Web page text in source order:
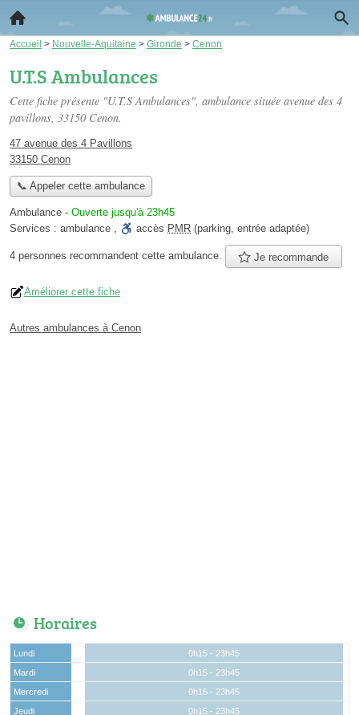
Accueil > Nouvelle-Aquitaine > Gironde > Cenon
U.T.S Ambulances
Cette fiche présente "U.T.S Ambulances", ambulance située avenue des 4
pavillons, 33150 Cenon.
47 avenue des 4 Pavillons
33150 Cenon
📞 Appeler cette ambulance
Ambulance - Ouverte jusqu'à 23h45
Services : ambulance , accès PMR (parking, entrée adaptée)
4 personnes recommandent cette ambulance. Je recommande
Améliorer cette fiche
Autres ambulances à Cenon
Horaires
Lundi
0h15 - 23h45
Mardi
0h15 - 23h45
Mercredi
0h15 - 23h45
Jeudi
0h15 - 23h45